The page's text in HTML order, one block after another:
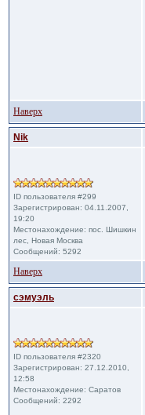
Наверх
Nik
ID пользователя #299
Зарегистрирован: 04.11.2007,
19:20
Местонахождение: пос. Шишкин
лес, Новая Москва
Сообщений: 5292
Наверх
сэмуэль
ID пользователя #2320
Зарегистрирован: 27.12.2010,
12:58
Местонахождение: Саратов
Сообщений: 2292